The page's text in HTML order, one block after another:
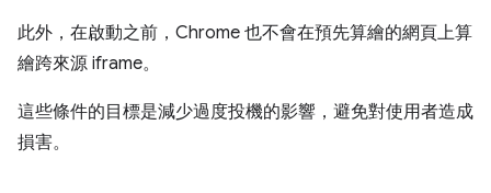
此外，在啟動之前，Chrome 也不會在預先算繪的網頁上算
繪跨來源 iframe。
這些條件的目標是減少過度投機的影響，避免對使用者造成
損害。